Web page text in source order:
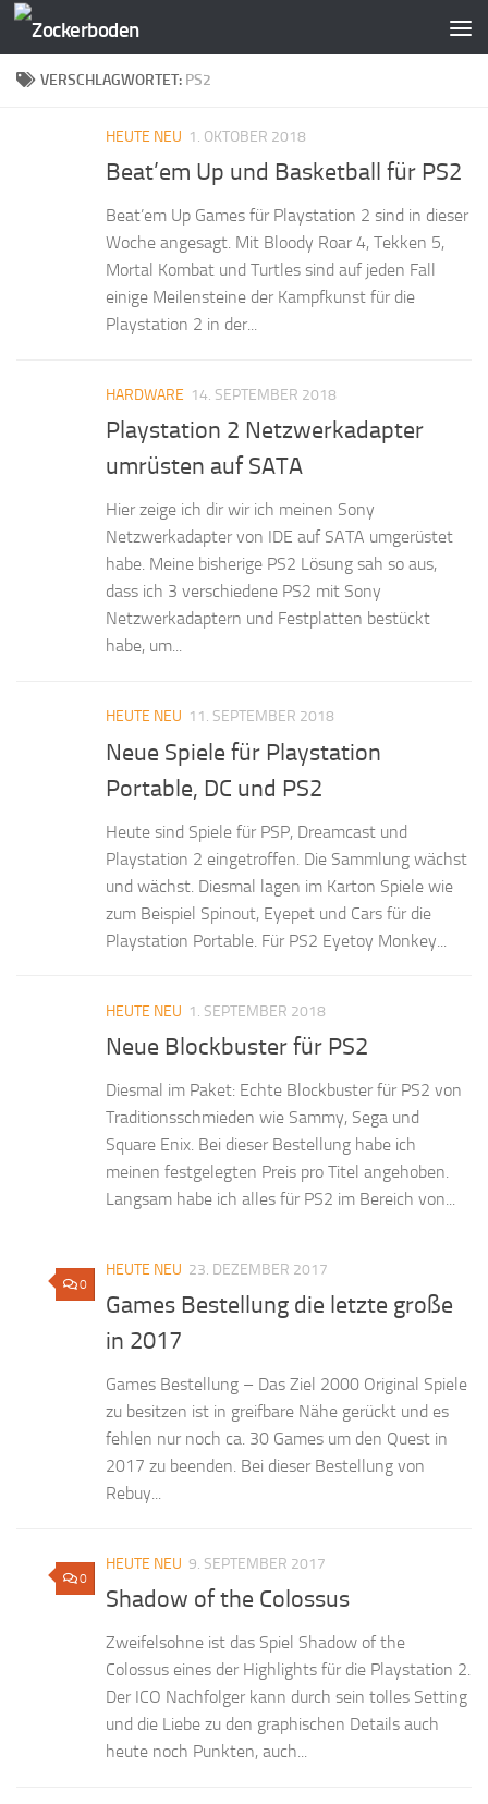
Zum Inhalt springen
VERSCHLAGWORTET: PS2
HEUTE NEU 1. OKTOBER 2018
Beat’em Up und Basketball für PS2
Beat’em Up Games für Playstation 2 sind in dieser
Woche angesagt. Mit Bloody Roar 4, Tekken 5,
Mortal Kombat und Turtles sind auf jeden Fall
einige Meilensteine der Kampfkunst für die
Playstation 2 in der...
HARDWARE 14. SEPTEMBER 2018
Playstation 2 Netzwerkadapter
umrüsten auf SATA
Hier zeige ich dir wir ich meinen Sony
Netzwerkadapter von IDE auf SATA umgerüstet
habe. Meine bisherige PS2 Lösung sah so aus,
dass ich 3 verschiedene PS2 mit Sony
Netzwerkadaptern und Festplatten bestückt
habe, um...
HEUTE NEU 11. SEPTEMBER 2018
Neue Spiele für Playstation
Portable, DC und PS2
Heute sind Spiele für PSP, Dreamcast und
Playstation 2 eingetroffen. Die Sammlung wächst
und wächst. Diesmal lagen im Karton Spiele wie
zum Beispiel Spinout, Eyepet und Cars für die
Playstation Portable. Für PS2 Eyetoy Monkey...
HEUTE NEU 1. SEPTEMBER 2018
Neue Blockbuster für PS2
Diesmal im Paket: Echte Blockbuster für PS2 von
Traditionsschmieden wie Sammy, Sega und
Square Enix. Bei dieser Bestellung habe ich
meinen festgelegten Preis pro Titel angehoben.
Langsam habe ich alles für PS2 im Bereich von...
0
HEUTE NEU 23. DEZEMBER 2017
Games Bestellung die letzte große
in 2017
Games Bestellung – Das Ziel 2000 Original Spiele
zu besitzen ist in greifbare Nähe gerückt und es
fehlen nur noch ca. 30 Games um den Quest in
2017 zu beenden. Bei dieser Bestellung von
Rebuy...
0
HEUTE NEU 9. SEPTEMBER 2017
Shadow of the Colossus
Zweifelsohne ist das Spiel Shadow of the
Colossus eines der Highlights für die Playstation 2.
Der ICO Nachfolger kann durch sein tolles Setting
und die Liebe zu den graphischen Details auch
heute noch Punkten, auch...